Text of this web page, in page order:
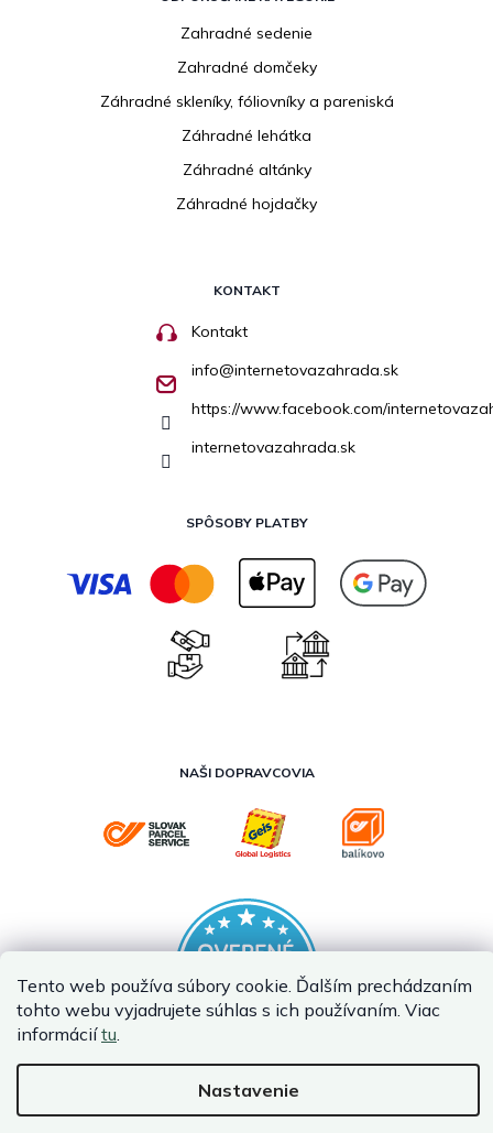
Tento web používa súbory cookie. Ďalším prechádzaním
tohto webu vyjadrujete súhlas s ich používaním. Viac
informáciítu.
Nastavenie
Zahradné sedenie
Zahradné domčeky
Záhradné skleníky, fóliovníky a pareniská
Záhradné lehátka
Záhradné altánky
Záhradné hojdačky
KONTAKT
Kontakt
info@internetovazahrada.sk
https://www.facebook.com/
internetovazahrada.sk
SPÔSOBY PLATBY
NAŠI DOPRAVCOVIA
Vytvoril Shoptet Premium